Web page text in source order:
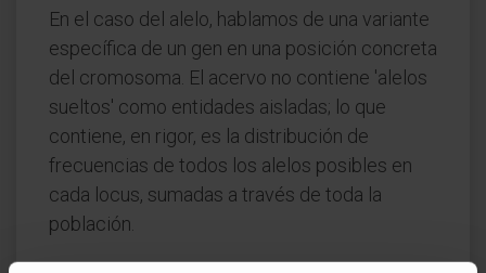
En el caso del alelo, hablamos de una variante
específica de un gen en una posición concreta
del cromosoma. El acervo no contiene 'alelos
sueltos' como entidades aisladas; lo que
contiene, en rigor, es la distribución de
frecuencias de todos los alelos posibles en
cada locus, sumadas a través de toda la
población.